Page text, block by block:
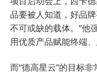
品要被人知道，好品
不可或缺的载体。”他
用优质产品赋能终端
而“德高星云”的目标